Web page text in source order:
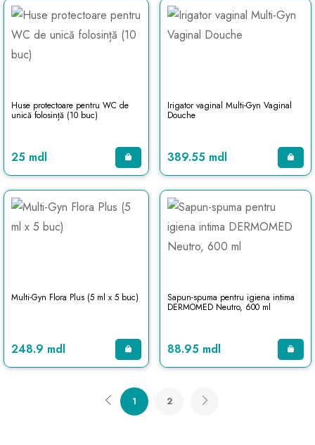
Huse protectoare pentru WC de
unică folosință (10 buc)
25 mdl
Irigator vaginal Multi-Gyn Vaginal
Douche
389.55 mdl
Multi-Gyn Flora Plus (5 ml х 5 buc)
248.9 mdl
Sapun-spuma pentru igiena intima
DERMOMED Neutro, 600 ml
88.95 mdl
1 2